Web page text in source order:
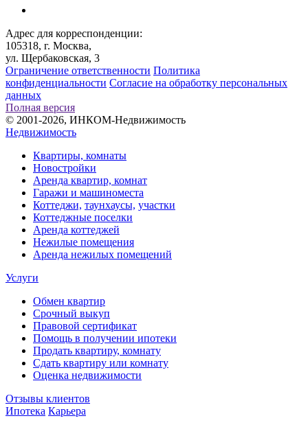
Адрес для корреспонденции:
105318, г. Москва,
ул. Щербаковская, 3
Ограничение ответственности Политика
конфиденциальности Согласие на обработку персональных
данных
Полная версия
© 2001-2026, ИНКОМ-Недвижимость
Недвижимость
Квартиры, комнаты
Новостройки
Аренда квартир, комнат
Гаражи и машиноместа
Коттеджи, таунхаусы, участки
Коттеджные поселки
Аренда коттеджей
Нежилые помещения
Аренда нежилых помещений
Услуги
Обмен квартир
Срочный выкуп
Правовой сертификат
Помощь в получении ипотеки
Продать квартиру, комнату
Сдать квартиру или комнату
Оценка недвижимости
Отзывы клиентов
Ипотека Карьера